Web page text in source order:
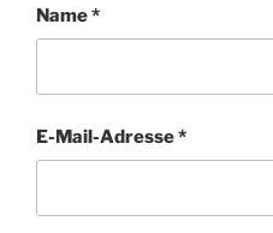
Name*
E-Mail-Adresse*